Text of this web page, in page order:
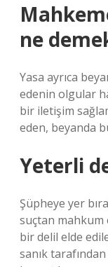
ne
Yasa ayrıca
edenin olgular
bir iletişim
eden, beyanda
Yeterli
Şüpheye yer
suçtan mahkum
bir delil elde
sanık